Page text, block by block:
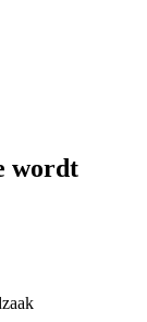
wordt